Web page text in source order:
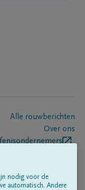
Alle rouwberichten
Over ons
nodig voor de
automatisch. Andere